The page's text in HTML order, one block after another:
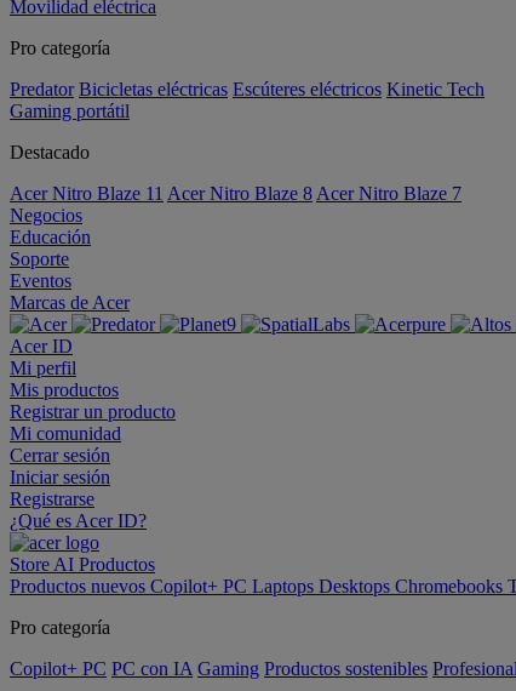
Movilidad eléctrica
Pro categoría
Predator Bicicletas eléctricas Escúteres eléctricos Kinetic Tech
Gaming portátil
Destacado
Acer Nitro Blaze 11 Acer Nitro Blaze 8 Acer Nitro Blaze 7
Negocios
Educación
Soporte
Eventos
Marcas de Acer
Acer ID
Mi perfil
Mis productos
Registrar un producto
Mi comunidad
Cerrar sesión
Iniciar sesión
Registrarse
¿Qué es Acer ID?
Store AI Productos
Productos nuevos Copilot+ PC Laptops Desktops Chromebooks
Pro categoría
Copilot+ PC PC con IA Gaming Productos sostenibles Profesional